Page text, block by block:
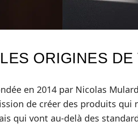
LES ORIGINES
en 2014 par Nicolas
de créer des produits qui
qui vont au-delà des